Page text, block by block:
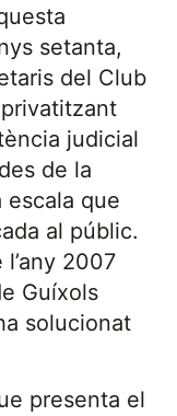
setanta,
del Club
judicial
de la
escala que
al públic.
2007
Guíxols
solucionat
presenta el